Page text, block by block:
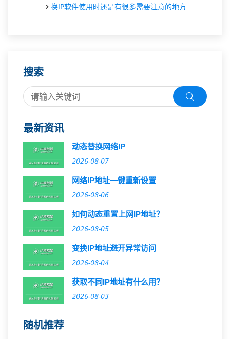
换IP软件使用时还是有很多需要注意的地方
搜索
最新资讯
动态替换网络IP
2026-08-07
网络IP地址一键重新设置
2026-08-06
如何动态重置上网IP地址？
2026-08-05
变换IP地址避开异常访问
2026-08-04
获取不同IP地址有什么用？
2026-08-03
随机推荐